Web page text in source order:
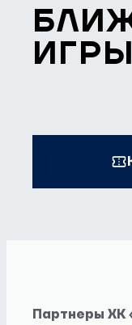
ИГРЫ
Партнеры ХК